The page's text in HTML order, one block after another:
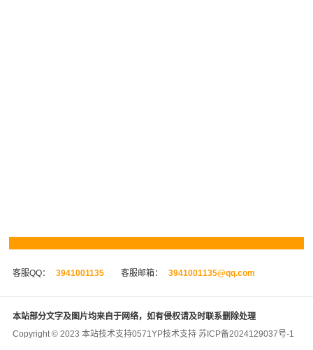
客服QQ： 3941001135 客服邮箱： 3941001135@qq.com
本站部分文字及图片均来自于网络，如有侵权请及时联系删除处理
Copyright © 2023 本站技术支持0571YP技术支持 苏ICP备2024129037号-1